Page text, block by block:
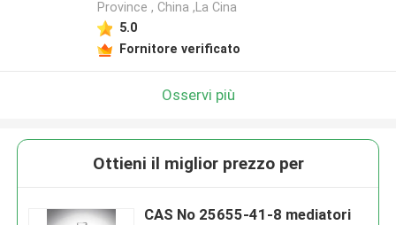
Province , China ,La Cina
5.0
Fornitore verificato
Osservi più
Ottieni il miglior prezzo per
CAS No 25655-41-8 mediatori